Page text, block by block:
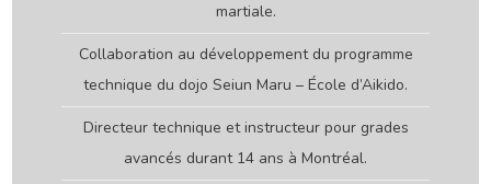
martiale.
Collaboration au développement du programme
technique du dojo Seiun Maru – École d’Aikido.
Directeur technique et instructeur pour grades
avancés durant 14 ans à Montréal.